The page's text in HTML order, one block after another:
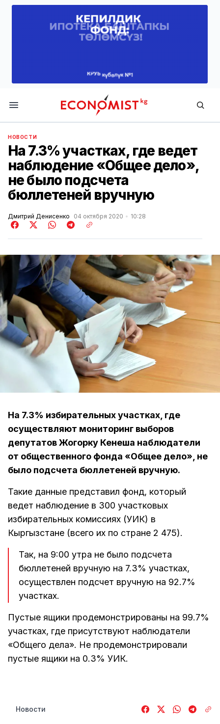
Economist.kg
НОВОСТИ
На 7.3% участках, где ведет
наблюдение «Общее дело»,
не было подсчета
бюллетеней вручную
Дмитрий Денисенко 04 октября 2020 10:28
На 7.3% избирательных участках, где
осуществляют мониторинг выборов
депутатов Жогорку Кенеша наблюдатели
от общественного фонда «Общее дело», не
было подсчета бюллетеней вручную.
Такие данные представил фонд, который
ведет наблюдение в 300 участковых
избирательных комиссиях (УИК) в
Кыргызстане (всего их по стране 2 475).
Так, на 9:00 утра не было подсчета
бюллетеней вручную на 7.3% участках,
осуществлен подсчет вручную на 92.7%
участках.
Пустые ящики продемонстрированы на 99.7%
участках, где присутствуют наблюдатели
«Общего дела». Не продемонстрировали
пустые ящики на 0.3% УИК.
Новости